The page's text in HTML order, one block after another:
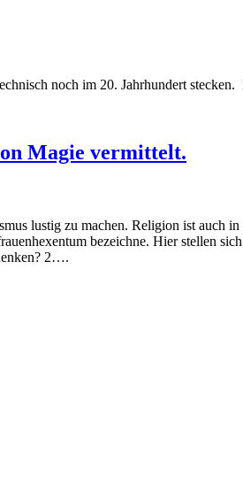
noch im 20. Jahrhundert
Magie vermittelt.
lustig zu machen. Religion ist auch
bezeichne. Hier stellen
2….